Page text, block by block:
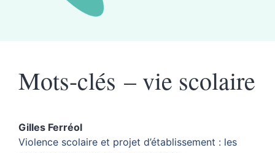
Mots-clés – vie scolaire
Gilles Ferréol
Violence scolaire et projet d’établissement : les